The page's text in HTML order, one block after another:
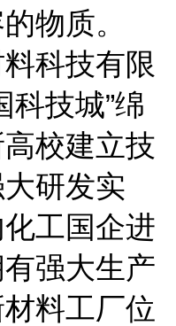
物质。
科技有限
科技城”绵
校建立技
研发实
工国企进
强大生产
料工厂位